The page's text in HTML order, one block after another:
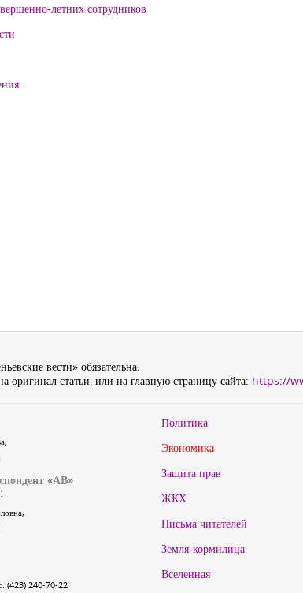
летних сотрудников
вести» обязательна.
оригинал статьи, или на главную страницу сайта: https://
«АВ»
(423) 240-70-22
Политика
Экономика
Защита прав
ЖКХ
Письма читателей
Земля-кормилица
Вселенная